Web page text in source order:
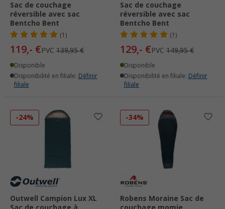
Sac de couchage
réversible avec sac
Bentcho Bent
(1)
119,- €PVC 139,95 €
Disponible
Disponibilité en filiale: Définir
filiale
Sac de couchage
réversible avec sac
Bentcho Bent
(1)
129,- €PVC 149,95 €
Disponible
Disponibilité en filiale: Définir
filiale
-24%
Outwell Campion Lux XL
-34%
Robens Moraine Sac de